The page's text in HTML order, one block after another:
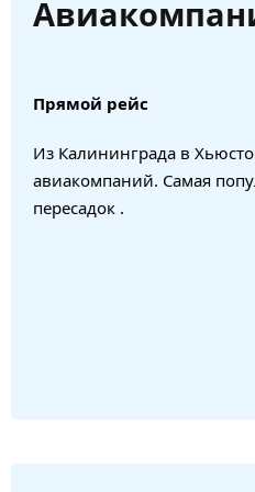
Прямой рейс
Из Калининграда в
авиакомпаний. Самая
пересадок .